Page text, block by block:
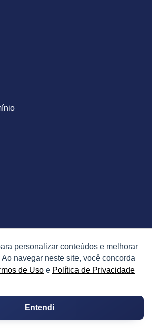
personalizar conteúdos e melhorar
navegar neste site, você concorda
de Uso e Política de Privacidade
Entendi